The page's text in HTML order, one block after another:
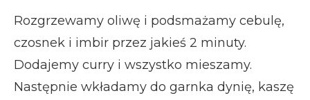
Rozgrzewamy oliwę i podsmażamy cebulę,
czosnek i imbir przez jakieś 2 minuty.
Dodajemy curry i wszystko mieszamy.
Następnie wkładamy do garnka dynię, kaszę